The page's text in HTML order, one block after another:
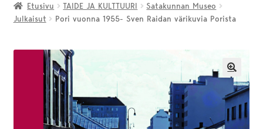
tason
LIIKUNTA JA NUORISO
VENEILY JA KALASTUS
tason
valikko
PORI-TUOTTEET
Etusivu TAIDE JA KULTTUURI
Satakunnan Museo
Julkaisut
Pori vuonna 1955- Sven Raidan värikuvia Porista
🔍